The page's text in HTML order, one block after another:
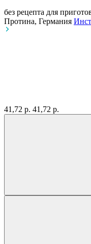
без рецепта для
Протина, Германия
41,72 р. 41,72 р.